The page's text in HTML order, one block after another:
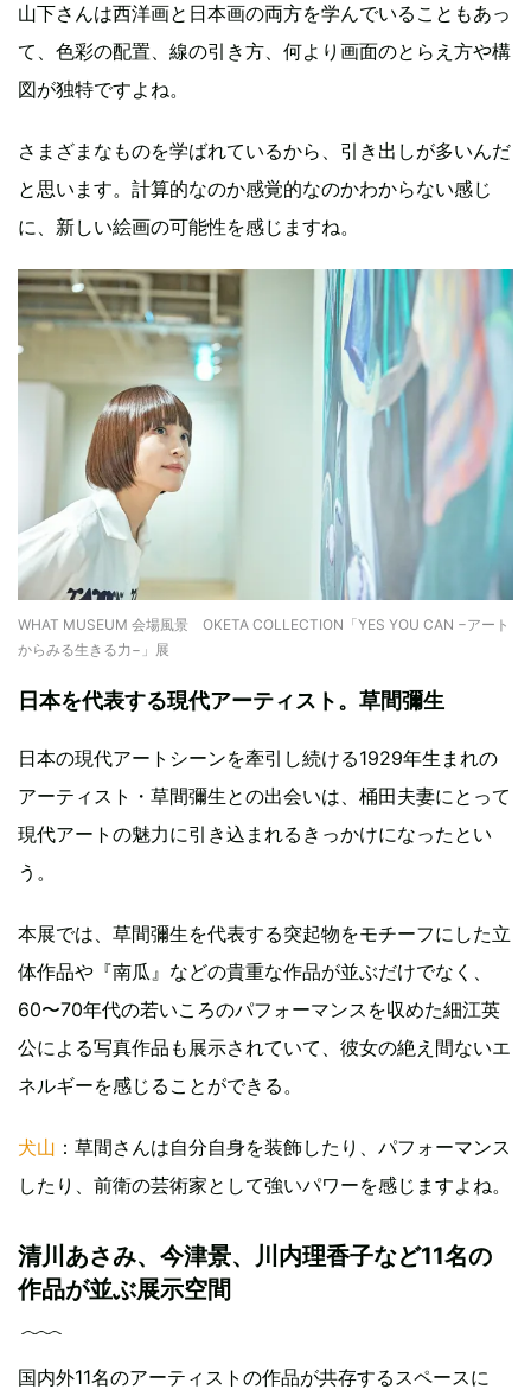
山下さんは西洋画と日本画の両方を学んでいることもあっ
て、色彩の配置、線の引き方、何より画面のとらえ方や構
図が独特ですよね。
さまざまなものを学ばれているから、引き出しが多いんだ
と思います。計算的なのか感覚的なのかわからない感じ
に、新しい絵画の可能性を感じますね。
WHAT MUSEUM 会場風景 OKETA COLLECTION「YES YOU CAN −アート
からみる生きる力−」展
日本を代表する現代アーティスト。草間彌生
日本の現代アートシーンを牽引し続ける1929年生まれの
アーティスト・草間彌生との出会いは、桶田夫妻にとって
現代アートの魅力に引き込まれるきっかけになったとい
う。
本展では、草間彌生を代表する突起物をモチーフにした立
体作品や『南瓜』などの貴重な作品が並ぶだけでなく、
60〜70年代の若いころのパフォーマンスを収めた細江英
公による写真作品も展示されていて、彼女の絶え間ないエ
ネルギーを感じることができる。
犬山 ：草間さんは自分自身を装飾したり、パフォーマンス
したり、前衛の芸術家として強いパワーを感じますよね。
清川あさみ、今津景、川内理香子など11名の
作品が並ぶ展示空間
国内外11名のアーティストの作品が共存するスペースに